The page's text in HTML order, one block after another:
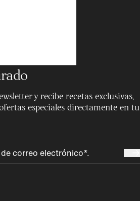
y recibe recetas exclusivas,
especiales directamente en tu